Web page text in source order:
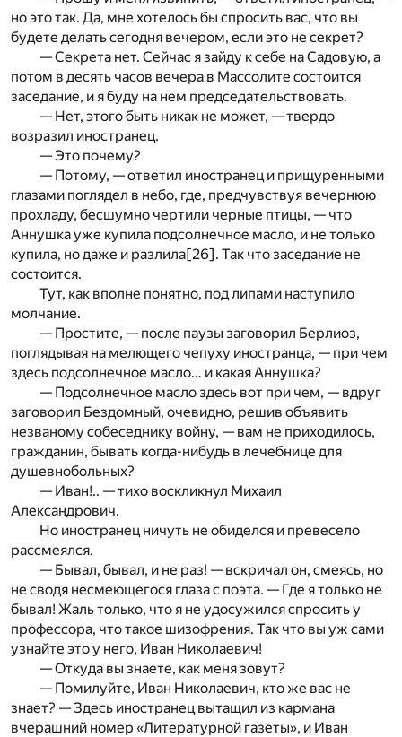
но это так. Да, мне хотелось бы спросить вас, что вы
будете делать сегодня вечером, если это не секрет?
— Секрета нет. Сейчас я зайду к себе на Садовую, а
потом в десять часов вечера в Массолите состоится
заседание, и я буду на нем председательствовать.
— Нет, этого быть никак не может, — твердо
возразил иностранец.
— Это почему?
— Потому, — ответил иностранец и прищуренными
глазами поглядел в небо, где, предчувствуя вечернюю
прохладу, бесшумно чертили черные птицы, — что
Аннушка уже купила подсолнечное масло, и не только
купила, но даже и разлила[26]. Так что заседание не
состоится.
Тут, как вполне понятно, под липами наступило
молчание.
— Простите, — после паузы заговорил Берлиоз,
поглядывая на мелющего чепуху иностранца, — при чем
здесь подсолнечное масло… и какая Аннушка?
— Подсолнечное масло здесь вот при чем, — вдруг
заговорил Бездомный, очевидно, решив объявить
незваному собеседнику войну, — вам не приходилось,
гражданин, бывать когда-нибудь в лечебнице для
душевнобольных?
— Иван!.. — тихо воскликнул Михаил
Александрович.
Но иностранец ничуть не обиделся и превесело
рассмеялся.
— Бывал, бывал, и не раз! — вскричал он, смеясь, но
не сводя несмеющегося глаза с поэта. — Где я только не
бывал! Жаль только, что я не удосужился спросить у
профессора, что такое шизофрения. Так что вы уж сами
узнайте это у него, Иван Николаевич!
— Откуда вы знаете, как меня зовут?
— Помилуйте, Иван Николаевич, кто же вас не
знает? — Здесь иностранец вытащил из кармана
вчерашний номер «Литературной газеты», и Иван